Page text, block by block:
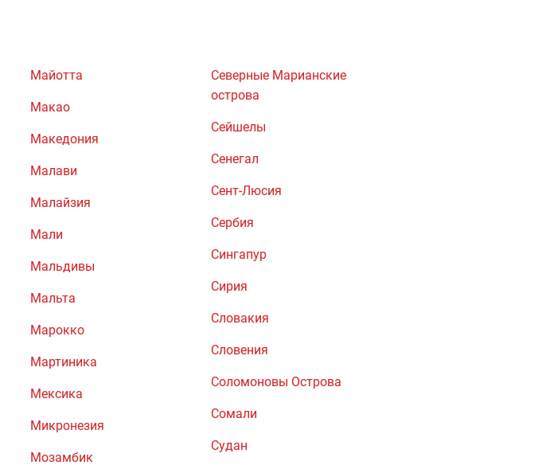
Майотта
Макао
Македония
Малави
Малайзия
Мали
Мальдивы
Мальта
Марокко
Мартиника
Мексика
Микронезия
Мозамбик
Северные Марианские
острова
Сейшелы
Сенегал
Сент-Люсия
Сербия
Сингапур
Сирия
Словакия
Словения
Соломоновы Острова
Сомали
Судан